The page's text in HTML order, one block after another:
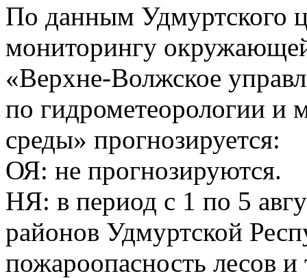
По данным Удмуртского
мониторингу
«Верхне-Волжское
по гидрометеорологии
среды» прогнозируется:
ОЯ: не прогнозируются.
НЯ: в период с 1 по 5
районов Удмуртской
пожароопасность лесов